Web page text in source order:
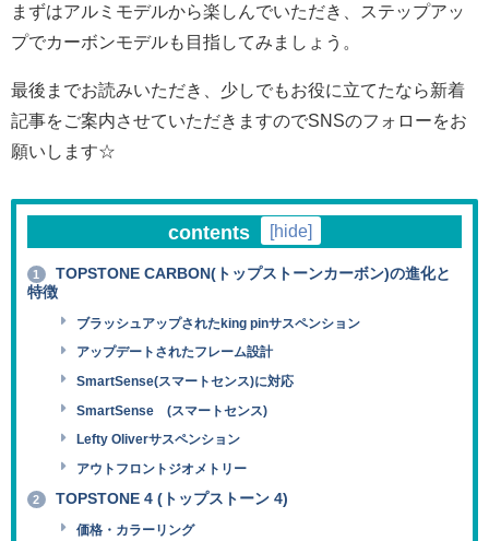
まずはアルミモデルから楽しんでいただき、ステップアッ
プでカーボンモデルも目指してみましょう。
最後までお読みいただき、少しでもお役に立てたなら新着
記事をご案内させていただきますのでSNSのフォローをお
願いします☆
contents [hide]
1
TOPSTONE CARBON(トップストーンカーボン)の進化と
特徴
ブラッシュアップされたking pinサスペンション
アップデートされたフレーム設計
SmartSense(スマートセンス)に対応
SmartSense (スマートセンス)
Lefty Oliverサスペンション
アウトフロントジオメトリー
2 TOPSTONE 4 (トップストーン 4)
価格・カラーリング